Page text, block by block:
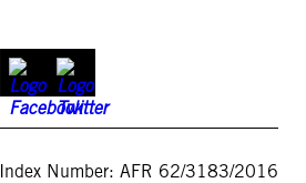
Index Number: AFR 62/3183/2016